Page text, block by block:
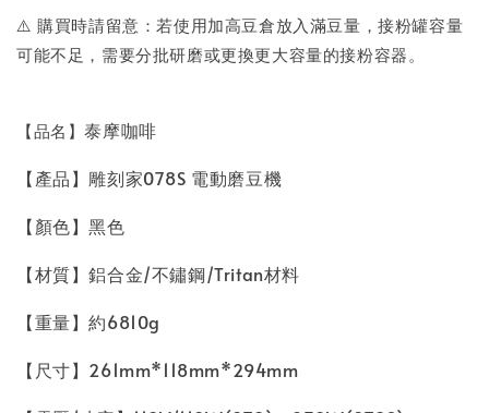
⚠️ 購買時請留意：若使用加高豆倉放入滿豆量，接粉罐容量
可能不足，需要分批研磨或更換更大容量的接粉容器。
【品名】泰摩咖啡
【產品】雕刻家078S 電動磨豆機
【顏色】黑色
【材質】鋁合金/不鏽鋼/Tritan材料
【重量】約6810g
【尺寸】261mm*118mm*294mm